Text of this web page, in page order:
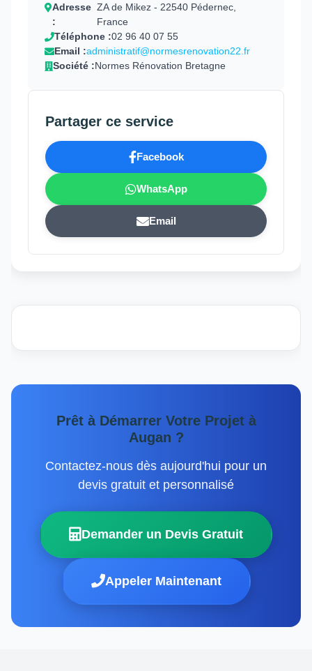
Adresse
:
ZA de Mikez - 22540 Pédernec,
France
Téléphone :02 96 40 07 55
Email :administratif@normesrenovation22.fr
Société :Normes Rénovation Bretagne
Partager ce service
Facebook
WhatsApp
Email
Prêt à Démarrer Votre Projet à
Augan ?
Contactez-nous dès aujourd'hui pour un
devis gratuit et personnalisé
Demander un Devis Gratuit
Appeler Maintenant